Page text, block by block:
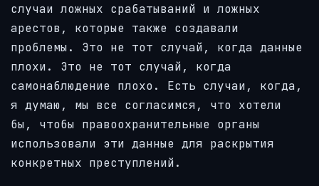
случаи ложных срабатываний и ложных
арестов, которые также создавали
проблемы. Это не тот случай, когда данные
плохи. Это не тот случай, когда
самонаблюдение плохо. Есть случаи, когда,
я думаю, мы все согласимся, что хотели
бы, чтобы правоохранительные органы
использовали эти данные для раскрытия
конкретных преступлений.